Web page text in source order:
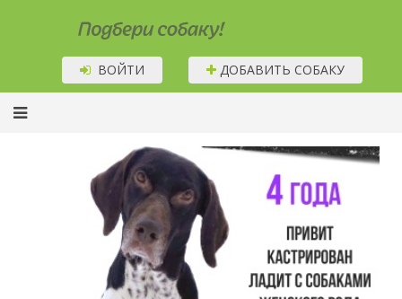
Подбери собаку!
ВОЙТИ ДОБАВИТЬ СОБАКУ